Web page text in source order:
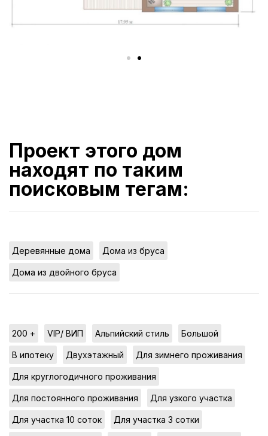
Проект этого дом
находят по таким
поисковым тегам:
Деревянные дома Дома из бруса
Дома из двойного бруса
200 + VIP/ ВИП Альпийский стиль Большой
В ипотеку Двухэтажный Для зимнего проживания
Для круглогодичного проживания
Для постоянного проживания Для узкого участка
Для участка 10 соток Для участка 3 сотки